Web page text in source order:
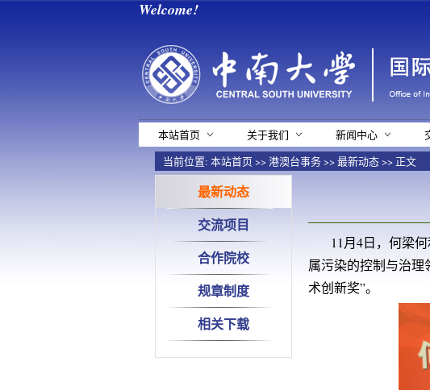
Welcome!
本站首页 关于我们 新闻中心
当前位置: 本站首页>>港澳台事务>>最新动态>> 正文
最新动态
交流项目
合作院校
规章制度
相关下载
11月4日，何梁
属污染的控制与治理
术创新奖”。